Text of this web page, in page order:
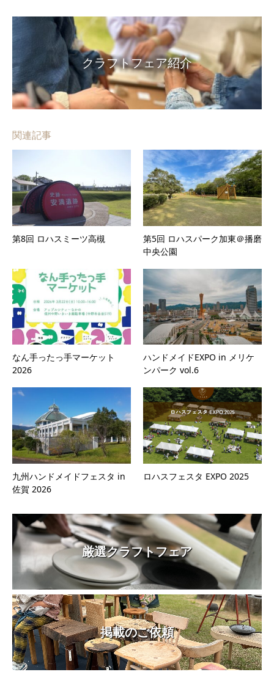
クラフトフェア紹介
関連記事
第8回 ロハスミーツ高槻
第5回 ロハスパーク加東＠播磨
中央公園
なん手ったっ手マーケット
2026
ハンドメイドEXPO in メリケ
ンパーク vol.6
九州ハンドメイドフェスタ in
佐賀 2026
ロハスフェスタ EXPO 2025
厳選クラフトフェア
掲載のご依頼